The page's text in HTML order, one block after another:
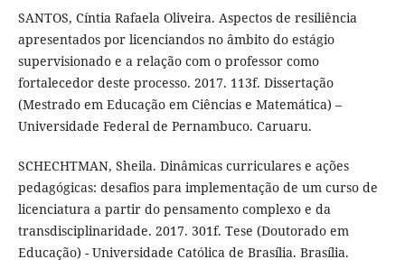
SANTOS, Cíntia Rafaela Oliveira. Aspectos de resiliência
apresentados por licenciandos no âmbito do estágio
supervisionado e a relação com o professor como
fortalecedor deste processo. 2017. 113f. Dissertação
(Mestrado em Educação em Ciências e Matemática) –
Universidade Federal de Pernambuco. Caruaru.
SCHECHTMAN, Sheila. Dinâmicas curriculares e ações
pedagógicas: desafios para implementação de um curso de
licenciatura a partir do pensamento complexo e da
transdisciplinaridade. 2017. 301f. Tese (Doutorado em
Educação) - Universidade Católica de Brasília. Brasília.